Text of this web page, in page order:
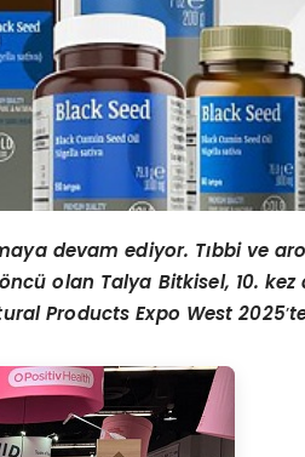
devam ediyor. Tıbbi ve
öncü olan Talya Bitkisel, 10. kez
Products Expo West 2025’